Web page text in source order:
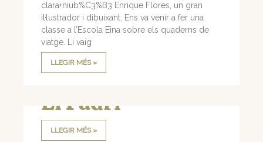
clara+niub%C3%B3 Enrique Flores, un gran
il·lustrador i dibuixant. Ens va venir a fer una
classe a l’Escola Eina sobre els quaderns de
viatge. Li vaig
LLEGIR MÉS »
El Padrí
LLEGIR MÉS »